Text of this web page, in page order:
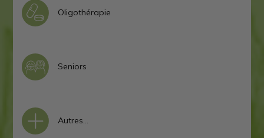
Oligothérapie
Seniors
Autres…